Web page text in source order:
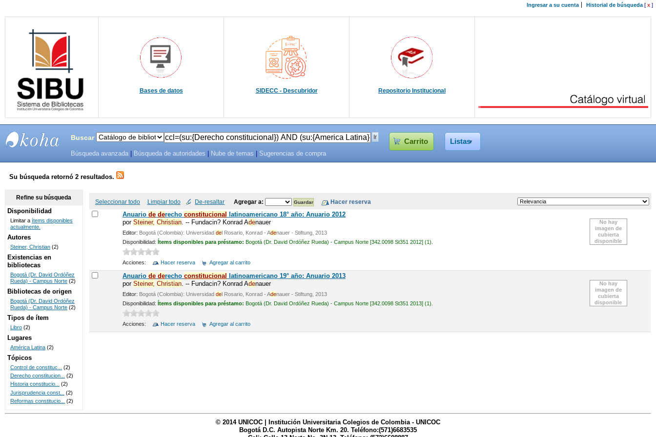
Ingresar a su cuenta Historial de búsqueda[ x ]
Bases de datos SIDECC - Descubridor Repositorio Institucional
SISTEMAS
DE
BIBLIOTECAS
UNICOC
Buscar Carrito Listas
Búsqueda avanzada Búsqueda de autoridades Nube de temas Sugerencias de compra
Su búsqueda retornó 2 resultados.
Seleccionar todo Limpiar todo De-resaltar Agregar a:
Anuario de derecho constitucional latinoamericano 18° año: Anuario 2012
por Steiner, Christian. -- Fundacin? Konrad Adenauer
Editor: Bogotá (Colombia): Universidad del Rosario, Konrad - Adenauer - Stiftung, 2013
Disponibilidad: Ítems disponibles para préstamo: Bogotá (Dr. David Ordóñez Rueda) - Campus Norte [342.0098 St351 2012] (1).
Acciones: Hacer reserva Agregar al carrito
No hay
imagen de
cubierta
disponible
Anuario de derecho constitucional latinoamericano 19° año: Anuario 2013
por Steiner, Christian. -- Fundacin? Konrad Adenauer
Editor: Bogotá (Colombia): Universidad del Rosario, Konrad - Adenauer - Stiftung, 2013
Disponibilidad: Ítems disponibles para préstamo: Bogotá (Dr. David Ordóñez Rueda) - Campus Norte [342.0098 St351 2013] (1).
Acciones: Hacer reserva Agregar al carrito
No hay
imagen de
cubierta
disponible
Refine su búsqueda
Disponibilidad
Limitar a ítems disponibles
actualmente.
Autores
Steiner, Christian (2)
Existencias en
bibliotecas
Bogotá (Dr. David Ordóñez
Rueda) - Campus Norte (2)
Bibliotecas de origen
Bogotá (Dr. David Ordóñez
Rueda) - Campus Norte (2)
Tipos de ítem
Libro (2)
Lugares
América Latina (2)
Tópicos
Control de constituc...
(2)
Derecho constitucion...
(2)
Historia constitucio... (2)
Jurisprudencia const...
(2)
Reformas constitucio...
(2)
© 2014 UNICOC | Institución Universitaria Colegios de Colombia - UNICOC
Bogotá D.C. Autopista Norte Km. 20. Teléfono:(571)6683535